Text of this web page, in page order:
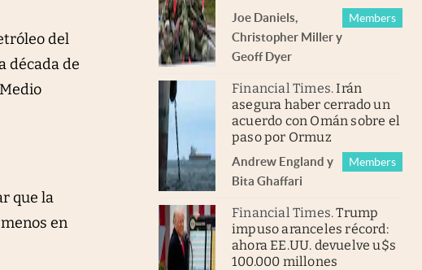
del
década de
que la
en
Joe Daniels,
Christopher Millery
Geoff Dyer
Members
Financial Times.Irán
asegura haber cerrado un
acuerdo con Omán sobre el
paso por Ormuz
Andrew England y
Bita Ghaffari
Members
Financial Times.Trump
impuso aranceles récord:
ahora EE.UU. devuelve u$s
100.000 millones